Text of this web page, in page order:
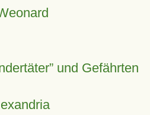
und Gefährten